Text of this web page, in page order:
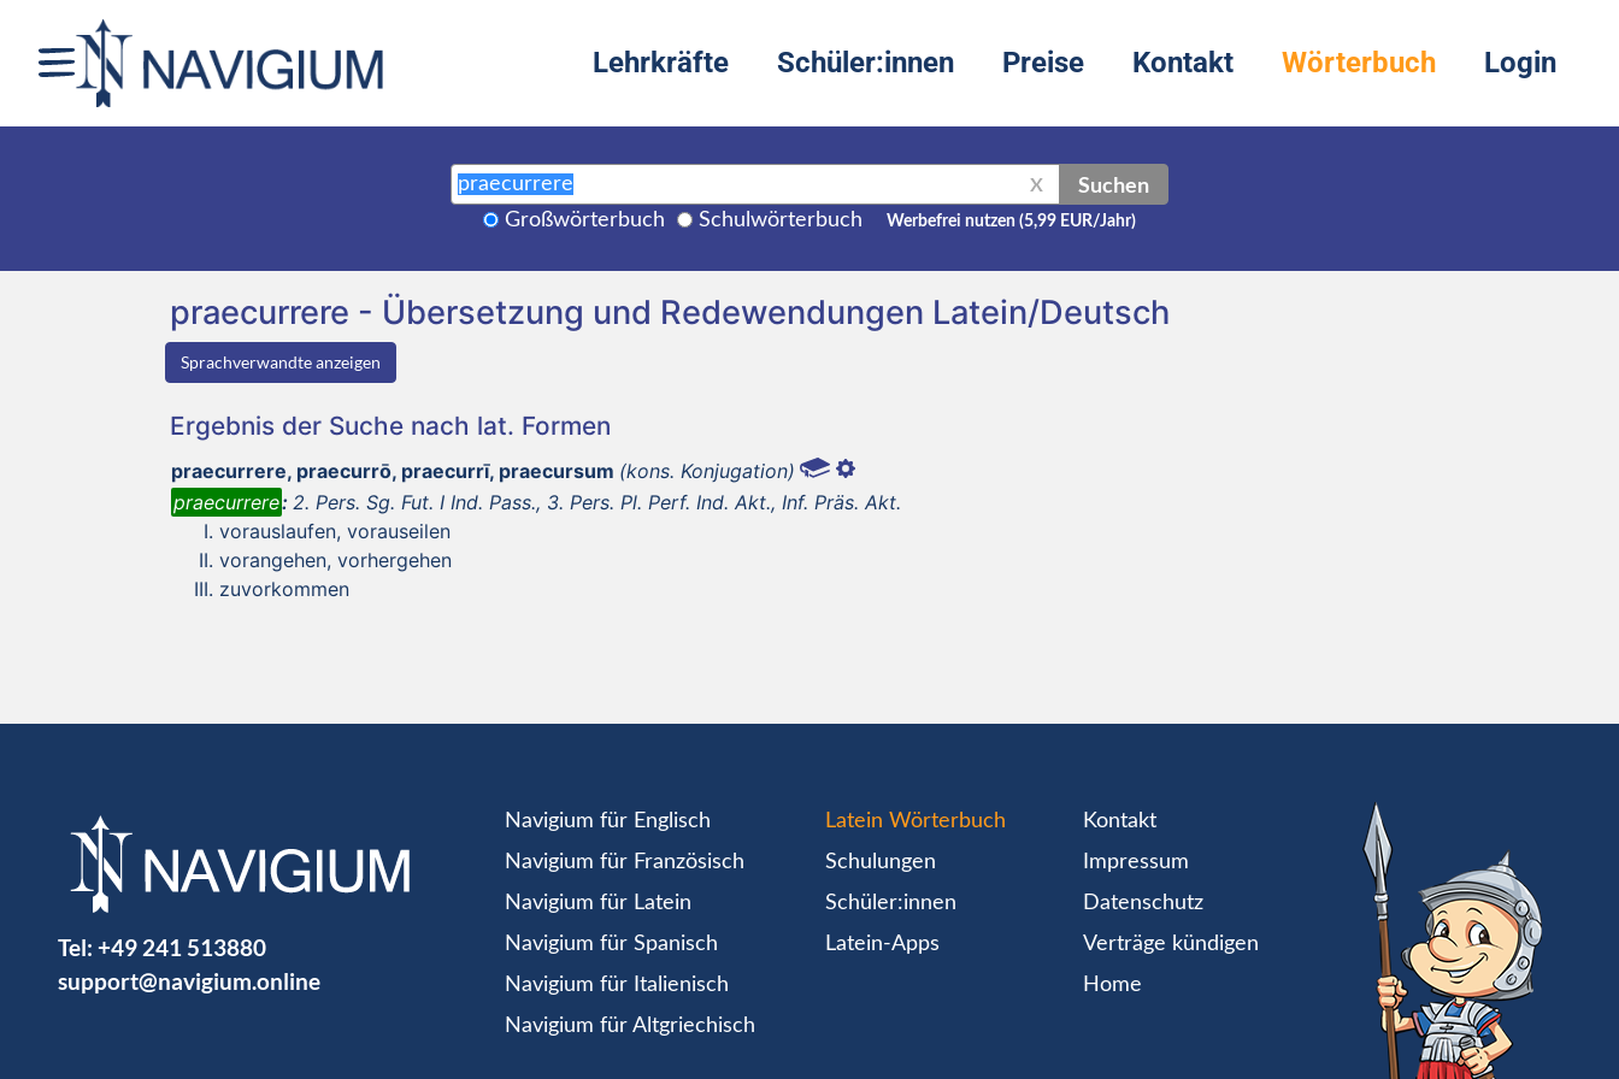
Lehrkräfte Schüler:innen Preise Kontakt Wörterbuch Login
X Suchen
Großwörterbuch Schulwörterbuch Werbefrei nutzen (5,99 EUR/Jahr)
praecurrere - Übersetzung und Redewendungen Latein/Deutsch
Sprachverwandte anzeigen
Ergebnis der Suche nach lat. Formen
praecurrere, praecurrō, praecurrī, praecursum (kons. Konjugation)
praecurrere: 2. Pers. Sg. Fut. I Ind. Pass., 3. Pers. Pl. Perf. Ind. Akt., Inf. Präs. Akt.
vorauslaufen, vorauseilen
vorangehen, vorhergehen
zuvorkommen
Tel: +49 241 513880
support@navigium.online
Navigium für Englisch
Navigium für Französisch
Navigium für Latein
Navigium für Spanisch
Navigium für Italienisch
Navigium für Altgriechisch
Latein Wörterbuch
Schulungen
Schüler:innen
Latein-Apps
Kontakt
Impressum
Datenschutz
Verträge kündigen
Home